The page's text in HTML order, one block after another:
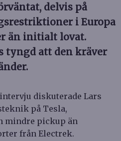
delvis på
i Europa
än initialt lovat.
tyngd att den kräver
diskuterade Lars
på Tesla,
mindre pickup än
från Electrek.